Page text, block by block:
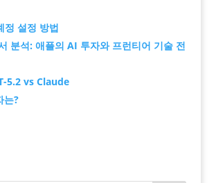
설정 방법
분석: 애플의 AI 투자와 프런티어 기술 전
5.2 vs Claude
는?